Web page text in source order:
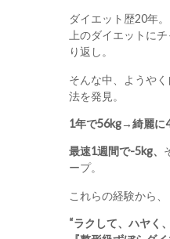
ダイエット歴20年
上のダイエットに
り返し。
そんな中、ようや
法を発見。
1年で56kg→綺麗に
最速1週間で-5kg、
ープ。
これらの経験から、
“ラクして、ハヤく